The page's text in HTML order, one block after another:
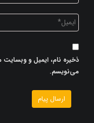
ذخیره نام، ایمیل و وبسایت
می‌نویسم.